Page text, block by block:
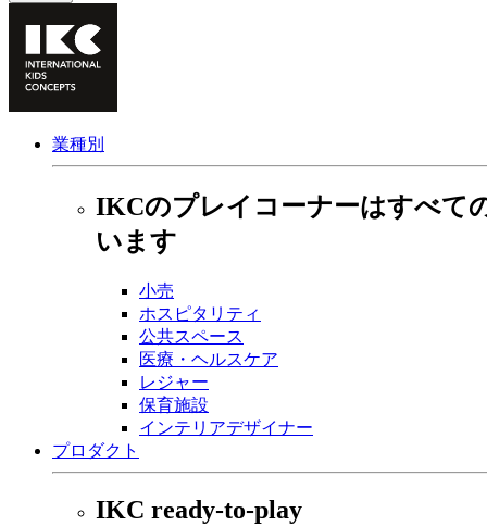
業種別
IKCのプレイコーナーはすべて
います
小売
ホスピタリティ
公共スペース
医療・ヘルスケア
レジャー
保育施設
インテリアデザイナー
プロダクト
IKC ready-to-play